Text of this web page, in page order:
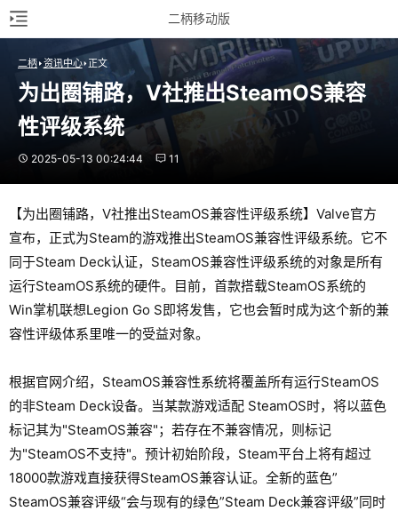
二柄移动版
二柄 资讯中心 正文
为出圈铺路，V社推出SteamOS兼容
性评级系统
2025-05-13 00:24:44 11
【为出圈铺路，V社推出SteamOS兼容性评级系统】Valve官方
宣布，正式为Steam的游戏推出SteamOS兼容性评级系统。它不
同于Steam Deck认证，SteamOS兼容性评级系统的对象是所有
运行SteamOS系统的硬件。目前，首款搭载SteamOS系统的
Win掌机联想Legion Go S即将发售，它也会暂时成为这个新的兼
容性评级体系里唯一的受益对象。
根据官网介绍，SteamOS兼容性系统将覆盖所有运行SteamOS
的非Steam Deck设备。当某款游戏适配 SteamOS时，将以蓝色
标记其为"SteamOS兼容"；若存在不兼容情况，则标记
为"SteamOS不支持"。预计初始阶段，Steam平台上将有超过
18000款游戏直接获得SteamOS兼容认证。全新的蓝色”
SteamOS兼容评级“会与现有的绿色”Steam Deck兼容评级”同时